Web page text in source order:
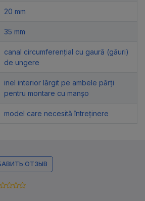
20 mm
35 mm
canal circumferențial cu gaură (găuri)
de ungere
inel interior lărgit pe ambele părți
pentru montare cu manșo
model care necesită întreținere
ОТЗЫВ